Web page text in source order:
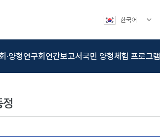
한국어
·양형연구회연간보고서국민 양형체험 프로그램